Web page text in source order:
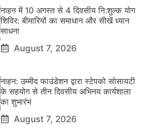
नाहन में 10 अगस्त से 4 दिवसीय नि:शुल्क योग
शिविर: बीमारियों का समाधान और सीखें ध्यान
साधना
August 7, 2026
नाहन: उम्मीद फाउंडेशन द्वारा स्टेपको सोसायटी
के सहयोग से तीन दिवसीय अभिनय कार्यशाला
का शुभारंभ
August 7, 2026